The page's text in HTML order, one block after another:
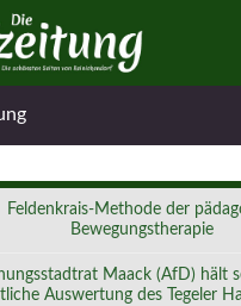
Feldenkrais-Methode der
Bewegungstherapie
Maack (AfD) hält
Auswertung des Tegeler